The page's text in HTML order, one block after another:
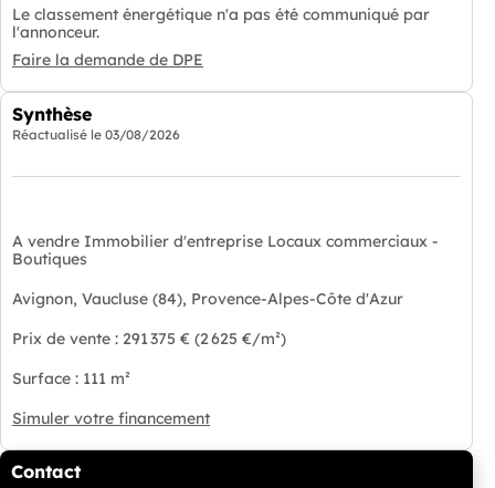
Le classement énergétique n'a pas été communiqué par
l'annonceur.
Faire la demande de DPE
Synthèse
Réactualisé le 03/08/2026
A vendre Immobilier d'entreprise Locaux commerciaux -
Boutiques
Avignon, Vaucluse (84), Provence-Alpes-Côte d'Azur
Prix de vente : 291 375 € (2 625 €/m²)
Surface : 111 m²
Simuler votre financement
Contact